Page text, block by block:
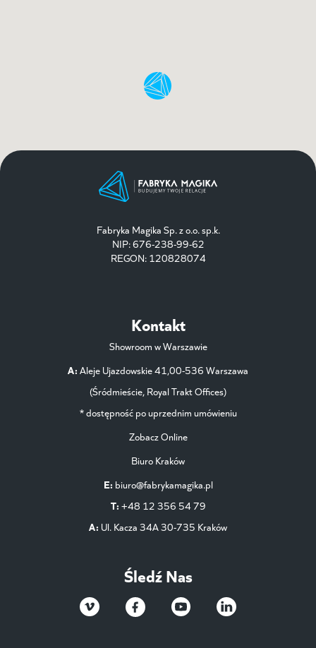
Fabryka Magika Sp. z o.o. sp.k.
NIP: 676-238-99-62
REGON: 120828074
Kontakt
Showroom w Warszawie
A: Aleje Ujazdowskie 41,00-536 Warszawa
(Śródmieście, Royal Trakt Offices)
* dostępność po uprzednim umówieniu
Zobacz Online
Biuro Kraków
E: biuro@fabrykamagika.pl
T: +48 12 356 54 79
A: Ul. Kacza 34A 30-735 Kraków
Śledź Nas